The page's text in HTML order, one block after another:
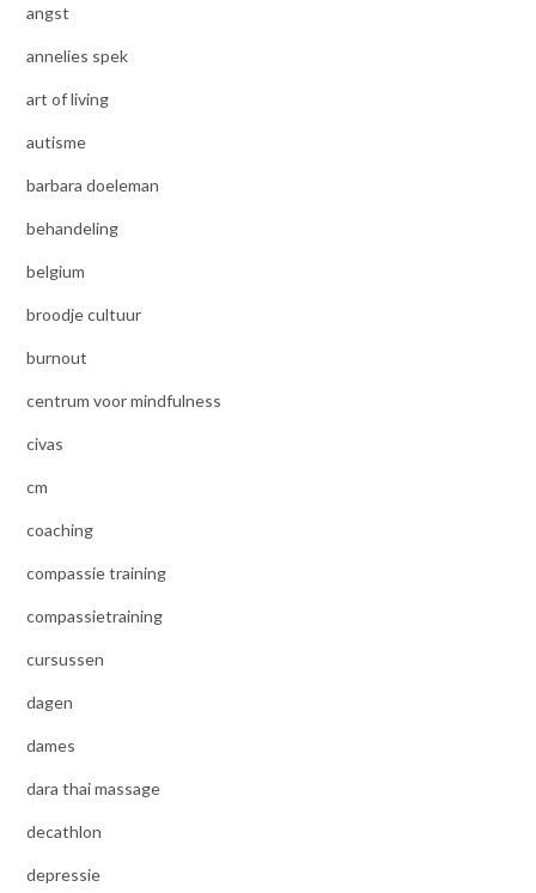
angst
annelies spek
art of living
autisme
barbara doeleman
behandeling
belgium
broodje cultuur
burnout
centrum voor mindfulness
civas
cm
coaching
compassie training
compassietraining
cursussen
dagen
dames
dara thai massage
decathlon
depressie